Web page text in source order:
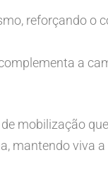
reforçando o
a
mobilização
mantendo viva